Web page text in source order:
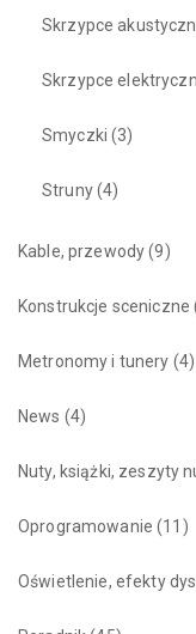
Skrzypce
Skrzypce
Smyczki (3)
Struny(4)
Kable, przewody(9)
Konstrukcje sceniczne
Metronomy i tunery (4)
News (4)
Nuty, książki, zeszyty
Oprogramowanie (11)
Oświetlenie, efekty